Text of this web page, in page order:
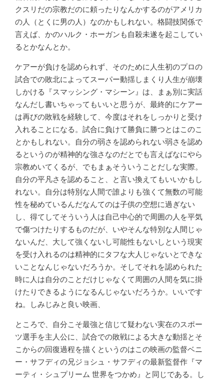
クスリだの宗教だのに頼ったりなんかするのがアメリカ
の人（とくに男の人）なのかもしれない。格闘技関係で
言えば、かのハルク・ホーガンも自殺未遂を起こしてい
るとかなんとか。
ケアーが負けを認められず、そのために人生初のプロの
試合での敗北によってスーパー動揺しまくり人生が崩壊
しかける『スマッシング・マシーン』は、まぁ別に実話
なんだし書いちゃってもいいと思うが、最終的にケアー
は再びの敗戦を経験して、今度はそれをしっかりと受け
入れることになる。試合に負けて勝負に勝つとはこのこ
とかもしれない。自分の弱さを認められない弱さを認め
るというのが精神的な強さなのだとでも言えばなにやら
宗教めいてくるが、でもまぁそういうことだしな実際。
自分の平凡さを認めること、と言い換えてもいいかもし
れない。自分は特別な人間で誰よりも強くて無数の可能
性を秘めているんだなんてのは子供の空想に過ぎない
し、得てしてそういう人は自己中心的で周囲の人を平気
で傷つけたりするものだが、いやそんな特別な人間じゃ
ないんだ、大して強くないし可能性もないしという現実
を受け入れるのは精神的にタフな大人じゃないとできな
いことなんじゃないだろうか。そしてそれを認められた
時に人は自分のことだけじゃなくて周囲の人間を気に掛
けたりできるようになるんじゃないだろうか。いいです
ね。しみじみと良い映画、
ところで、自分こそ最強と信じて疑わない実在のスポー
ツ選手を主人公に、試合での敗戦による大きな動揺とそ
こからの回復過程を描くというのはこの映画の監督ベニ
ー・サフディの兄ジョシュ・サフディの最新監督作『マ
ーティ・シュプリーム 世界をつかめ』と同じである。し